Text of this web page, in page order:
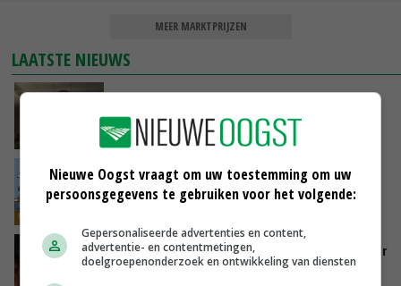
MEER MARKTPRIJZEN
LAATSTE NIEUWS
‘Samenwerking A-ware en Amalthea gaat
zorgen voor meer balans’
VANDAAG, 16:01
Internationale vraag naar geitenzuivel blijft
groot: Nederland in Europese top
Vlaamse varkensstapel krimpt, pluimveesector
groeit door schaalvergroting
Nieuwe Oogst vraagt om uw toestemming om uw
persoonsgegevens te gebruiken voor het volgende:
Gepersonaliseerde advertenties en content,
advertentie- en contentmetingen,
doelgroepenonderzoek en ontwikkeling van diensten